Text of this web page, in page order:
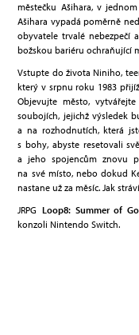
městečku Ašihara, v
Ašihara vypadá poměrně
obyvatele trvalé nebezpečí
božskou bariéru ochraňující
Vstupte do života Niniho,
který v srpnu roku 1983
Objevujte město,
soubojích, jejichž výsledek
a na rozhodnutích, která
s bohy, abyste resetovali
a jeho spojencům znovu
na své místo, nebo dokud
nastane už za měsíc. Jak
JRPGLoop8: Summer of
konzoli Nintendo Switch.